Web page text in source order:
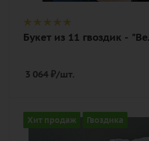
Букет из 11 гвоздик -
3 064 ₽/шт.
Хит продаж Гвоздика
Количество
15